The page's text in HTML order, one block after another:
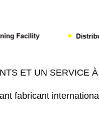
ET UN SERVICE
fabricant